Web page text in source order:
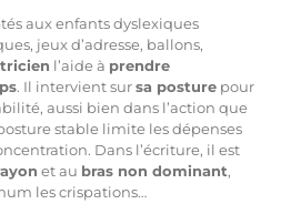
aux enfants dyslexiques
jeux d’adresse, ballons,
l’aide à prendre
. Il intervient sursa posture pour
aussi bien dans l’action que
stable limite les dépenses
Dans l’écriture, il est
et au bras non dominant,
les crispations…